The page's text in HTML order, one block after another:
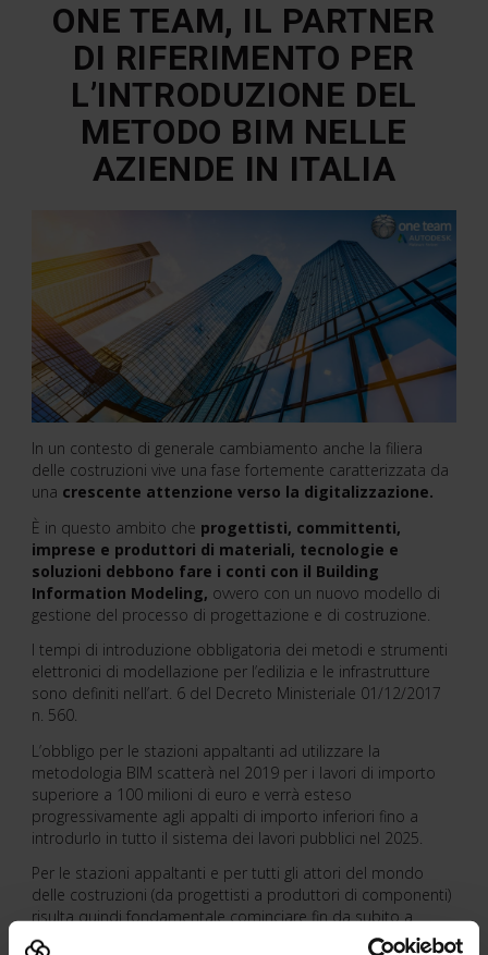
ONE TEAM, IL PARTNER
DI RIFERIMENTO PER
L’INTRODUZIONE DEL
METODO BIM NELLE
AZIENDE IN ITALIA
In un contesto di generale cambiamento anche la filiera
delle costruzioni vive una fase fortemente caratterizzata da
una crescente attenzione verso la digitalizzazione.
È in questo ambito che progettisti, committenti,
imprese e produttori di materiali, tecnologie e
soluzioni debbono fare i conti con il Building
Information Modeling, ovvero con un nuovo modello di
gestione del processo di progettazione e di costruzione.
I tempi di introduzione obbligatoria dei metodi e strumenti
elettronici di modellazione per l’edilizia e le infrastrutture
sono definiti nell’art. 6 del Decreto Ministeriale 01/12/2017
n. 560.
L’obbligo per le stazioni appaltanti ad utilizzare la
metodologia BIM scatterà nel 2019 per i lavori di importo
superiore a 100 milioni di euro e verrà esteso
progressivamente agli appalti di importo inferiori fino a
introdurlo in tutto il sistema dei lavori pubblici nel 2025.
Per le stazioni appaltanti e per tutti gli attori del mondo
delle costruzioni (da progettisti a produttori di componenti)
risulta quindi fondamentale cominciare fin da subito a
muovere i primi passi verso la nuova metodologia BIM.